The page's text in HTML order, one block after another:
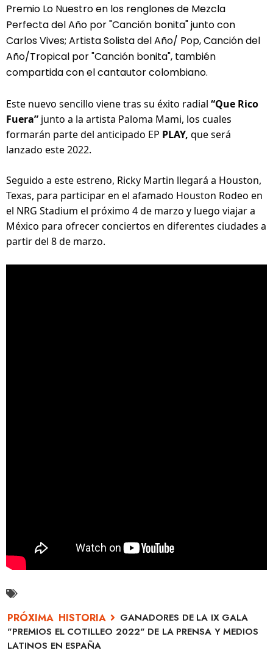
Premio Lo Nuestro en los renglones de Mezcla
Perfecta del Año por "Canción bonita" junto con
Carlos Vives; Artista Solista del Año/ Pop, Canción del
Año/Tropical por "Canción bonita", también
compartida con el cantautor colombiano.
Este nuevo sencillo viene tras su éxito radial “Que Rico
Fuera” junto a la artista Paloma Mami, los cuales
formarán parte del anticipado EP PLAY, que será
lanzado este 2022.
Seguido a este estreno, Ricky Martin llegará a Houston,
Texas, para participar en el afamado Houston Rodeo en
el NRG Stadium el próximo 4 de marzo y luego viajar a
México para ofrecer conciertos en diferentes ciudades a
partir del 8 de marzo.
GANADORES DE LA IX GALA
"PREMIOS EL COTILLEO 2022" DE LA PRENSA Y MEDIOS
LATINOS EN ESPAÑA